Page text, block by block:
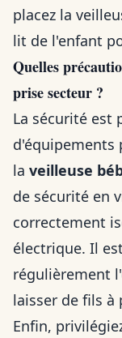
placez la
lit de l'enfant
Quelles
prise secteur ?
La sécurité est
d'équipements
la veilleuse
de sécurité en
correctement
électrique. Il
régulièrement
laisser de fils
Enfin,